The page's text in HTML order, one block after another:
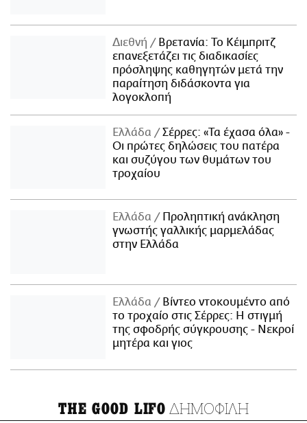
Διεθνή
Βρετανία: Το Κέιμπριτζ
επανεξετάζει τις διαδικασίες
πρόσληψης καθηγητών μετά την
παραίτηση διδάσκοντα για
λογοκλοπή
Ελλάδα
Σέρρες: «Τα έχασα όλα» -
Οι πρώτες δηλώσεις του πατέρα
και συζύγου των θυμάτων του
τροχαίου
Ελλάδα
Προληπτική ανάκληση
γνωστής γαλλικής μαρμελάδας
στην Ελλάδα
Ελλάδα
Βίντεο ντοκουμέντο από
το τροχαίο στις Σέρρες: Η στιγμή
της σφοδρής σύγκρουσης - Νεκροί
μητέρα και γιος
THE GOOD LIFO ΔΗΜΟΦΙΛΗ